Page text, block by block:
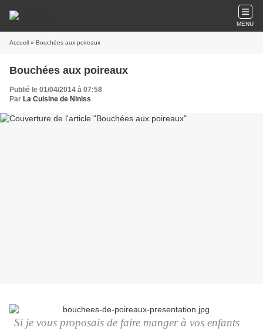
MENU
Accueil » Bouchées aux poireaux
Bouchées aux poireaux
Publié le 01/04/2014 à 07:58
Par La Cuisine de Niniss
Si je vous proposais de faire manger à vos enfants